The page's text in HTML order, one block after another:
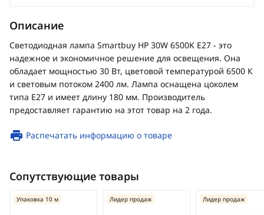
Описание
Светодиодная лампа Smartbuy HP 30W 6500K E27 - это
надежное и экономичное решение для освещения. Она
обладает мощностью 30 Вт, цветовой температурой 6500 К
и световым потоком 2400 лм. Лампа оснащена цоколем
типа E27 и имеет длину 180 мм. Производитель
предоставляет гарантию на этот товар на 2 года.
Распечатать информацию о товаре
Сопутствующие товары
Упаковка 10 м Лидер продаж Лидер продаж